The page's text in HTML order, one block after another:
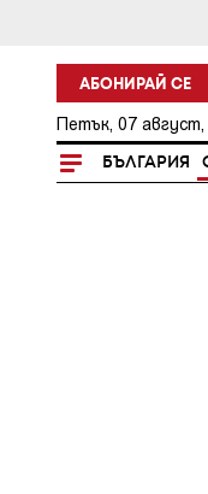
АБОНИРАЙ СЕ
Петък, 07 август,
БЪЛГАРИЯ